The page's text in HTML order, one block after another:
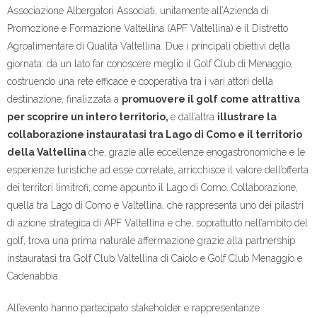
Associazione Albergatori Associati, unitamente all’Azienda di
Promozione e Formazione Valtellina (APF Valtellina) e il Distretto
Agroalimentare di Qualità Valtellina. Due i principali obiettivi della
giornata: da un lato far conoscere meglio il Golf Club di Menaggio,
costruendo una rete efficace e cooperativa tra i vari attori della
destinazione, finalizzata a promuovere il golf come attrattiva
per scoprire un intero territorio, e dall’altra illustrare la
collaborazione instauratasi tra Lago di Como e il territorio
della Valtellinache, grazie alle eccellenze enogastronomiche e le
esperienze turistiche ad esse correlate, arricchisce il valore dell’offerta
dei territori limitrofi, come appunto il Lago di Como. Collaborazione,
quella tra Lago di Como e Valtellina, che rappresenta uno dei pilastri
di azione strategica di APF Valtellina e che, soprattutto nell’ambito del
golf, trova una prima naturale affermazione grazie alla partnership
instauratasi tra Golf Club Valtellina di Caiolo e Golf Club Menaggio e
Cadenabbia.
All’evento hanno partecipato stakeholder e rappresentanze